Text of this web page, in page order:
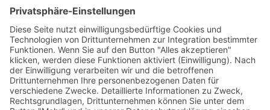
Referenzen
Karriere
Kontakt
Rechtliches:
Impressum
Datenschutz